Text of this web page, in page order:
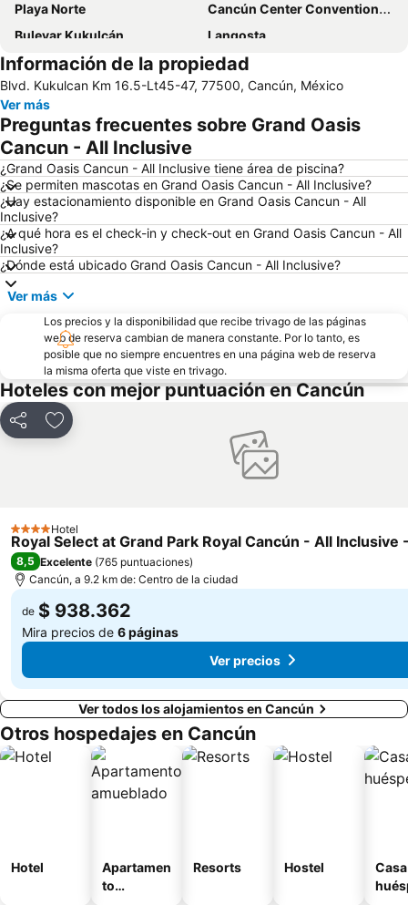
Playa Norte
Cancún Center Conventions & Exhibitions
Bulevar Kukulcán
Langosta
Planet Hollywood Cancún
Playa Caracol
Plaza Kukulcan
Centro de Isla Mujeres
Isla Mujeres Founding Day
Centro de convenciones Cancun ICC
Playa Paraíso
Playa Linda
El Malecón
Cancún Travel Mart & Mexico Summit
Plaza Bonita
Playa Lancheros
Playa Paraiso Golf Club
Parque Nacional Isla Contoy
Información de la propiedad
Blvd. Kukulcan Km 16.5-Lt45-47, 77500, Cancún, México
Ver más
Preguntas frecuentes sobre Grand Oasis
Cancun - All Inclusive
¿Grand Oasis Cancun - All Inclusive tiene área de piscina?
¿Se permiten mascotas en Grand Oasis Cancun - All Inclusive?
¿Hay estacionamiento disponible en Grand Oasis Cancun - All
Inclusive?
¿A qué hora es el check-in y check-out en Grand Oasis Cancun - All
Inclusive?
¿Dónde está ubicado Grand Oasis Cancun - All Inclusive?
Ver más
Los precios y la disponibilidad que recibe trivago de las páginas
web de reserva cambian de manera constante. Por lo tanto, es
posible que no siempre encuentres en una página web de reserva
la misma oferta que viste en trivago.
Hoteles con mejor puntuación en Cancún
CompartirAgregar a favoritos
4 Estrellas
Hotel
Royal Select at Grand Park Royal Cancún - All Inclusive
8,5 Excelente (765 puntuaciones)
Cancún, a 9.2 km de: Centro de la ciudad
de $ 938.362
Mira precios de 6 páginas
Ver precios
Ver todos los alojamientos en Cancún
Otros hospedajes en Cancún
Hotel
Apartamen
to
Resorts Hostel